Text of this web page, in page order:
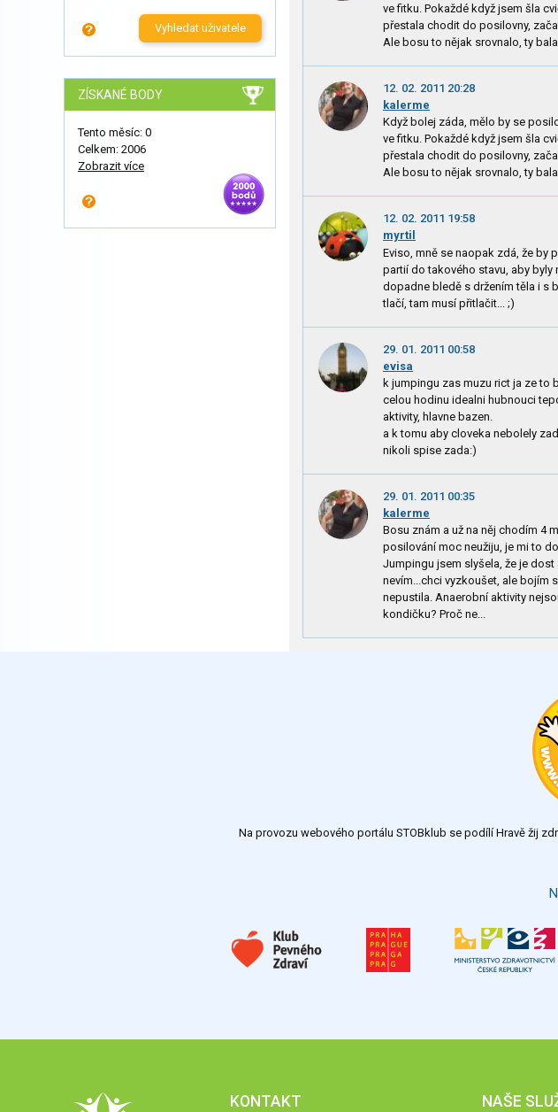
Vyhledat uživatele
ZÍSKANÉ BODY
Tento měsíc: 0
Celkem: 2006
Zobrazit více
ve fitku. Pokaždé když jsem šla
přestala chodit do posilovny,
Ale bosu to nějak srovnalo, ty
12. 02. 2011 20:28
kalerme
Když bolej záda, mělo by se
ve fitku. Pokaždé když jsem šla
přestala chodit do posilovny,
Ale bosu to nějak srovnalo, ty
12. 02. 2011 19:58
myrtil
Eviso, mně se naopak zdá, že by
partií do takového stavu, aby
dopadne bledě s držením těla i s
tlačí, tam musí přitlačit... ;)
29. 01. 2011 00:58
evisa
k jumpingu zas muzu rict ja ze to
celou hodinu idealni hubnouci
aktivity, hlavne bazen.
a k tomu aby cloveka nebolely
nikoli spise zada:)
29. 01. 2011 00:35
kalerme
Bosu znám a už na něj chodím 4
posilování moc neužiju, je mi to
Jumpingu jsem slyšela, že je
nevím...chci vyzkoušet, ale bojím
nepustila. Anaerobní aktivity
kondičku? Proč ne...
Na provozu webového portálu STOBklub se podílí Hravě žij
KONTAKT NAŠE